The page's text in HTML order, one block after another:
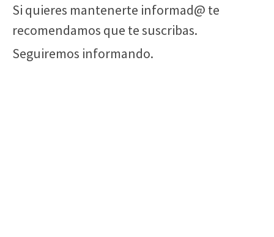
Si quieres mantenerte informad@ te
recomendamos que te suscribas.
Seguiremos informando.